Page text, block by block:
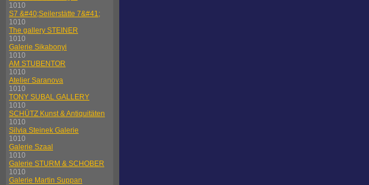
1010
S7 &#40;Seilerstätte 7&#41;
1010
The gallery STEINER
1010
Galerie Sikabonyi
1010
AM STUBENTOR
1010
Atelier Saranova
1010
TONY SUBAL GALLERY
1010
SCHÜTZ Kunst & Antiquitäten
1010
Silvia Steinek Galerie
1010
Galerie Szaal
1010
Galerie STURM & SCHOBER
1010
Galerie Martin Suppan